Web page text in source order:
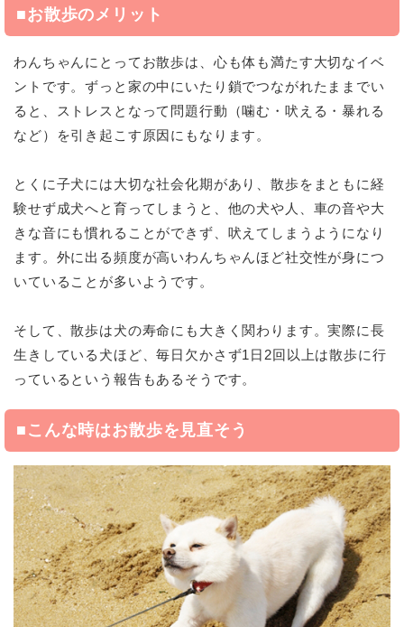
■お散歩のメリット
わんちゃんにとってお散歩は、心も体も満たす大切なイベ
ントです。ずっと家の中にいたり鎖でつながれたままでい
ると、ストレスとなって問題行動（噛む・吠える・暴れる
など）を引き起こす原因にもなります。
とくに子犬には大切な社会化期があり、散歩をまともに経
験せず成犬へと育ってしまうと、他の犬や人、車の音や大
きな音にも慣れることができず、吠えてしまうようになり
ます。外に出る頻度が高いわんちゃんほど社交性が身につ
いていることが多いようです。
そして、散歩は犬の寿命にも大きく関わります。実際に長
生きしている犬ほど、毎日欠かさず1日2回以上は散歩に行
っているという報告もあるそうです。
■こんな時はお散歩を見直そう